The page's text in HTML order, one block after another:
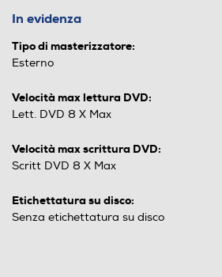
In evidenza
Tipo di masterizzatore:
Esterno
Velocità max lettura DVD:
Lett. DVD 8 X Max
Velocità max scrittura DVD:
Scritt DVD 8 X Max
Etichettatura su disco:
Senza etichettatura su disco